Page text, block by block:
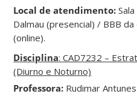
Local de atendimento:
Dalmau (presencial) / BBB
(online).
Disciplina: CAD7232 –
(Diurno e Noturno)
Professora: Rudimar